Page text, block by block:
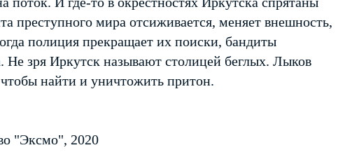
преступного мира отсиживается, меняет внешность,
полиция прекращает их поиски, бандиты
Не зря Иркутск называют столицей беглых. Лыков
найти и уничтожить притон.
"Эксмо", 2020